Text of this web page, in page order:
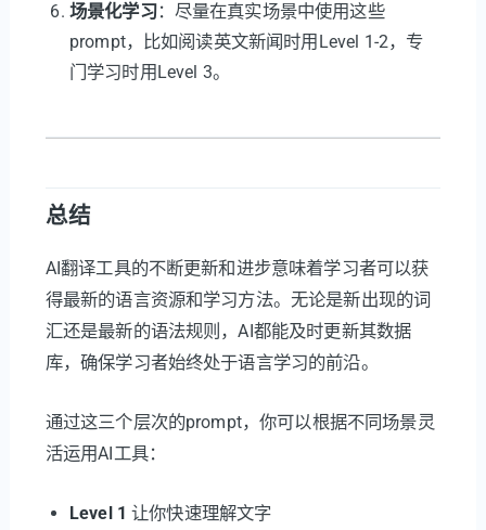
场景化学习：尽量在真实场景中使用这些
prompt，比如阅读英文新闻时用Level 1-2，专
门学习时用Level 3。
总结
AI翻译工具的不断更新和进步意味着学习者可以获
得最新的语言资源和学习方法。无论是新出现的词
汇还是最新的语法规则，AI都能及时更新其数据
库，确保学习者始终处于语言学习的前沿。
通过这三个层次的prompt，你可以根据不同场景灵
活运用AI工具：
Level 1 让你快速理解文字